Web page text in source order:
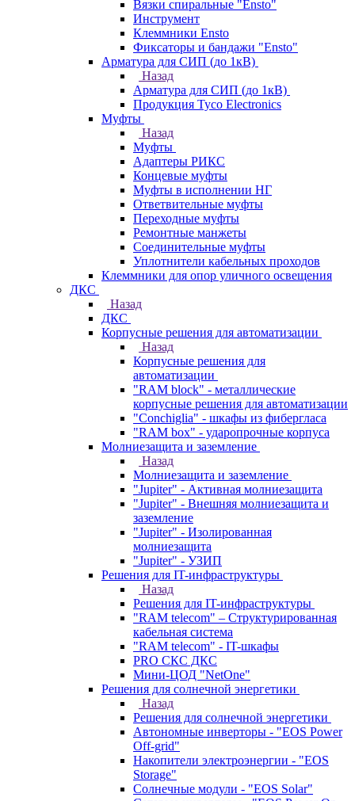
Вязки спиральные "Ensto"
Инструмент
Клеммники Ensto
Фиксаторы и бандажи "Ensto"
Арматура для СИП (до 1кВ)
Назад
Арматура для СИП (до 1кВ)
Продукция Tyco Electronics
Муфты
Назад
Муфты
Адаптеры РИКС
Концевые муфты
Муфты в исполнении НГ
Ответвительные муфты
Переходные муфты
Ремонтные манжеты
Соединительные муфты
Уплотнители кабельных проходов
Клеммники для опор уличного освещения
ДКС
Назад
ДКС
Корпусные решения для автоматизации
Назад
Корпусные решения для
автоматизации
"RAM block" - металлические
корпусные решения для автоматизации
"Conchiglia" - шкафы из фибергласа
"RAM box" - ударопрочные корпуса
Молниезащита и заземление
Назад
Молниезащита и заземление
"Jupiter" - Активная молниезащита
"Jupiter" - Внешняя молниезащита и
заземление
"Jupiter" - Изолированная
молниезащита
"Jupiter" - УЗИП
Решения для IT-инфраструктуры
Назад
Решения для IT-инфраструктуры
"RAM telecom" – Структурированная
кабельная система
"RAM telecom" - IT-шкафы
PRO СКС ДКС
Мини-ЦОД "NetOne"
Решения для солнечной энергетики
Назад
Решения для солнечной энергетики
Автономные инверторы - "EOS Power
Off-grid"
Накопители электроэнергии - "EOS
Storage"
Солнечные модули - "EOS Solar"